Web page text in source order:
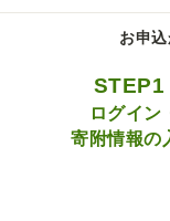
お申
STEP1
ログイン
寄附情報の